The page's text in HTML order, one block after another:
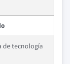
de tecnología